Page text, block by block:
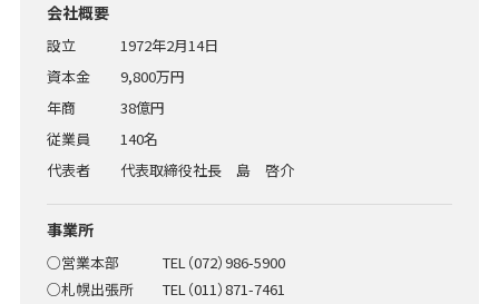
会社概要
設立
1972年2月14日
資本金
9,800万円
年商
38億円
従業員
140名
代表者
代表取締役社長 島 啓介
事業所
○営業本部 TEL（072）986-5900
○札幌出張所 TEL（011）871-7461